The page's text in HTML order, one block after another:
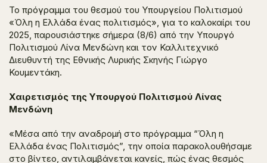
Το πρόγραμμα του θεσμού του Υπουργείου Πολιτισμού
«Όλη η Ελλάδα ένας πολιτισμός», για το καλοκαίρι του
2025, παρουσιάστηκε σήμερα (8/6) από την Υπουργό
Πολιτισμού Λίνα Μενδώνη και τον Καλλιτεχνικό
Διευθυντή της Εθνικής Λυρικής Σκηνής Γιώργο
Κουμεντάκη.
Χαιρετισμός της Υπουργού Πολιτισμού Λίνας
Μενδώνη
«Μέσα από την αναδρομή στο πρόγραμμα “Όλη η
Ελλάδα ένας Πολιτισμός”, την οποία παρακολουθήσαμε
στο βίντεο, αντιλαμβάνεται κανείς, πώς ένας θεσμός